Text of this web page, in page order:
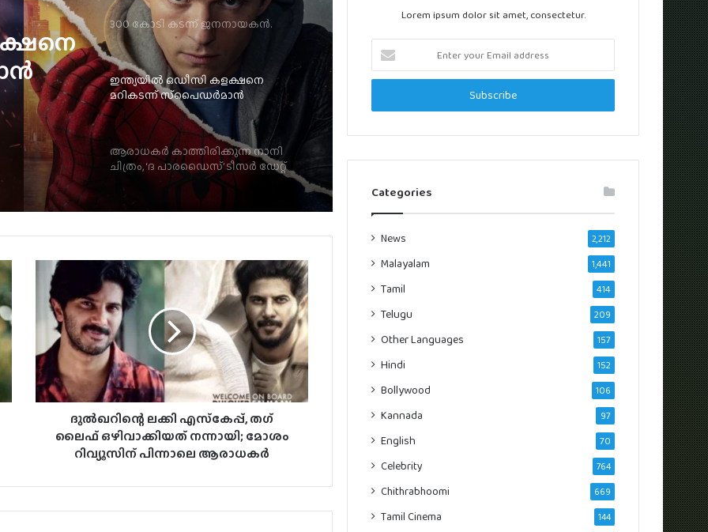
ഇന്ത്യയിൽ ഒഡീസി കളക്ഷനെ
മറികടന്ന് സ്‌പൈഡർമാൻ
ആരാധകർ കാത്തിരിക്കുന്ന നാനി
ചിത്രം, ‘ദ പാരഡൈസ്’ ടീസർ ഡേറ്റ്
പുറത്ത്
ലോകേഷ് കനകരാജ് നായകനാകുന്ന
‘ഡിസി’ ഓഗസ്റ്റ് 7-ന് എത്തും
പൃഥ്വിരാജിന്റെ നായികയായി മാളവിക
ഓഗസ്റ്റ് 14ന് രണ്ട് ബിഗ് ബഡ്ജറ്റ്
ചിത്രങ്ങളുമായി ന്യൂ സൂര്യ ഫിലിംസ്
33 വര്‍ഷങ്ങള്‍ക്ക് ശേഷം ‘ജെന്റില്‍മാന്‍’
വീണ്ടും തിയേറ്ററുകളിലേക്ക്; 4K Atmos
പതിപ്പുമായി കെ ടി കുഞ്ഞുമോന്‍
ധനുഷിന്റെ ‘ഓം’ ഗാനത്തിൽ രണ്ടു
തമിഴകത്തെ ഞെട്ടിച്ച് ‘സിയാ’ എൻട്രി!
ദുൽഖറിന്റെ ലക്കി എസ്‌കേപ്പ്, തഗ്
ലൈഫ് ഒഴിവാക്കിയത് നന്നായി; മോശം
റിവ്യൂസിന് പിന്നാലെ ആരാധകര്‍
Lorem ipsum dolor sit amet, consectetur.
Enter
your
Email
Categories
News 2,212
Malayalam 1,441
Tamil 414
Telugu 209
Other Languages 157
Hindi 152
Bollywood 106
Kannada 97
English 70
Celebrity 764
Chithrabhoomi 669
Tamil Cinema 144